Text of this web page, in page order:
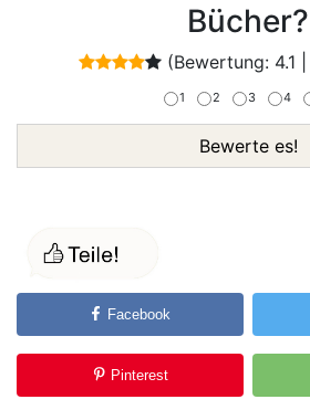
Bücher?
(Bewertung: 4.1
1 2 3 4
Bewerte es!
Facebook
Pinterest